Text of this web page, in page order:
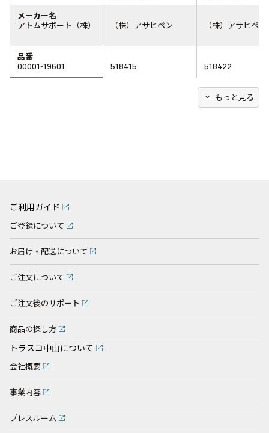
メーカー名
アトムサポート（株）
（株）アサヒペン （株）アサヒペン
品番
00001-19601
518415 518422
expand_more もっと見る
ご利用ガイド
ご登録について
お届け・配送について
ご注文について
ご注文後のサポート
商品の探し方
トラスコ中山について
会社概要
事業内容
プレスルーム